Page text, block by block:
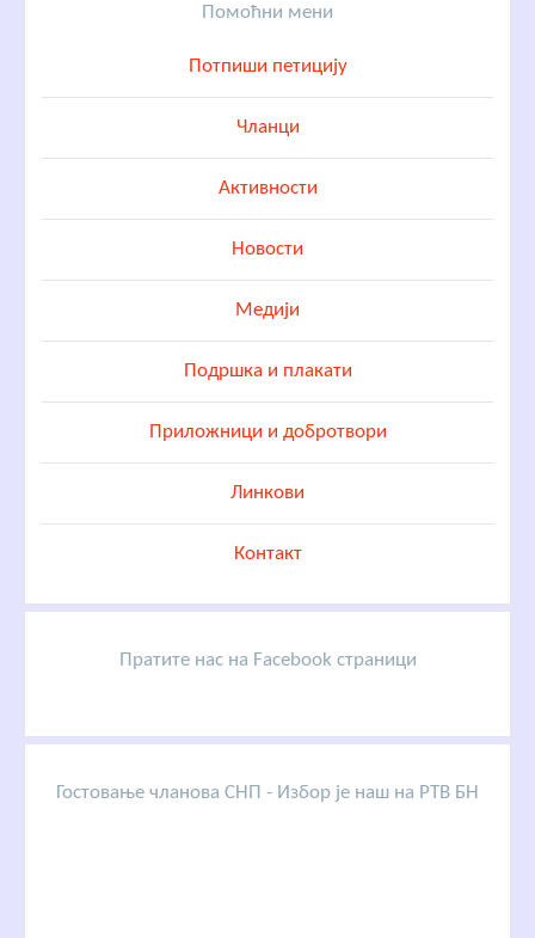
Помоћни мени
Потпиши петицију
Чланци
Активности
Новости
Медији
Подршка и плакати
Приложници и добротвори
Линкови
Контакт
Пратите нас на Facebook страници
Гостовање чланова СНП - Избор је наш на РТВ БН